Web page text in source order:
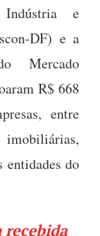
e
DF) e a
Mercado
R$ 668
entre
entidades do
recebida